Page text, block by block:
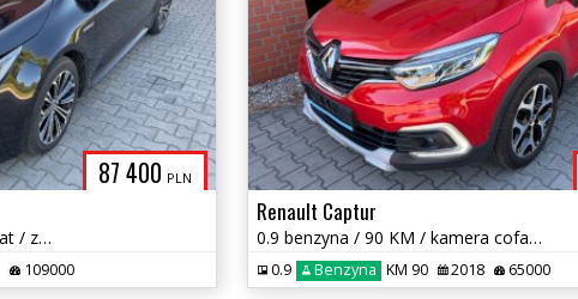
87 400 PLN
1.8 hybryda / 170 KM / automat / zarej w PL / zadbany /możliwa zamiana
109000
Renault Captur
0.9 benzyna / 90 KM / kamera cofania / zadbany / możliwa zamiana
0.9 Benzyna KM 90 2018 65000